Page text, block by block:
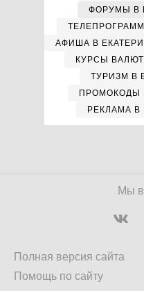
ФОРУМЫ В
АФИША В
КУРСЫ
ТУРИЗМ В
ПРОМОКОДЫ
РЕКЛАМА В
Мы в
Полная версия сайта
Помощь по сайту